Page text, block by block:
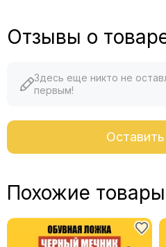
Отзывы о
Здесь еще никто не
первым!
Похожие товары